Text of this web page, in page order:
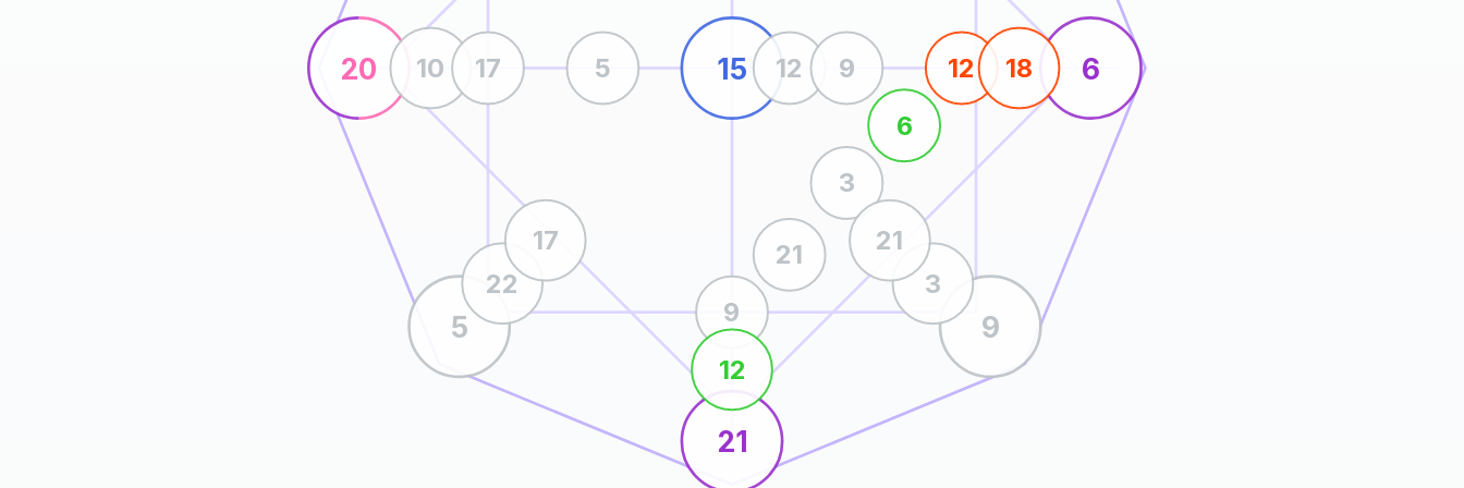
20 6
21
15
5 9
9
21
3
6
12
10 18
12
17 12 9
5
22
17
3
21